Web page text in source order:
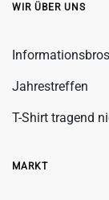
WIR ÜBER UNS
Jahrestreffen
T-Shirt tragend
MARKT